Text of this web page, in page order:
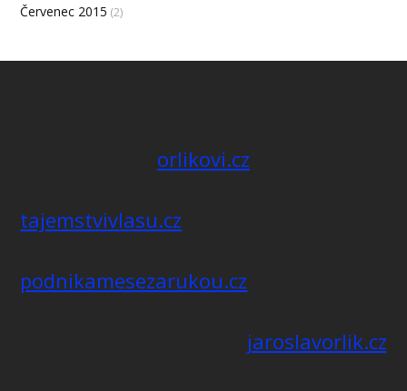
Červenec 2015 (2)
orlikovi.cz
tajemstvivlasu.cz
podnikamesezarukou.cz
jaroslavorlik.cz